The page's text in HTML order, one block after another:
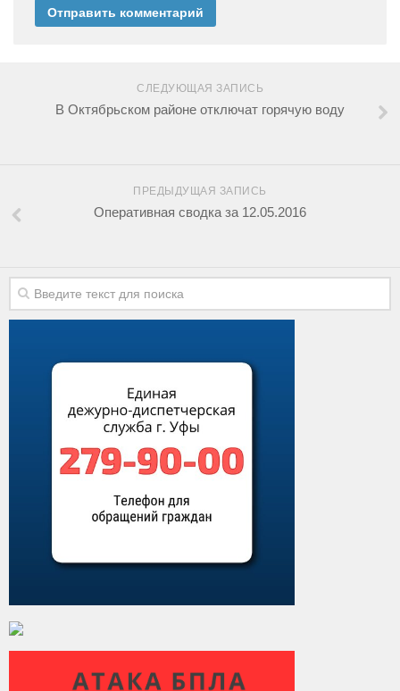
СЛЕДУЮЩАЯ ЗАПИСЬ
В Октябрьском районе отключат горячую воду
ПРЕДЫДУЩАЯ ЗАПИСЬ
Оперативная сводка за 12.05.2016